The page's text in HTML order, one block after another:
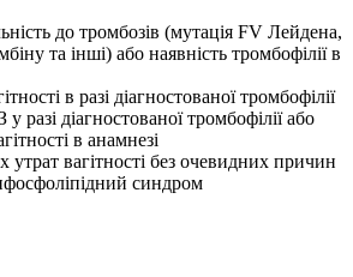
до тромбозів (мутація FV Лейдена,
та інші) або наявність тромбофілії в
в разі діагностованої тромбофілії
разі діагностованої тромбофілії або
в анамнезі
утрат вагітності без очевидних причин
синдром